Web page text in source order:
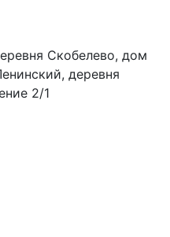
Скобелево, дом
деревня
2/1